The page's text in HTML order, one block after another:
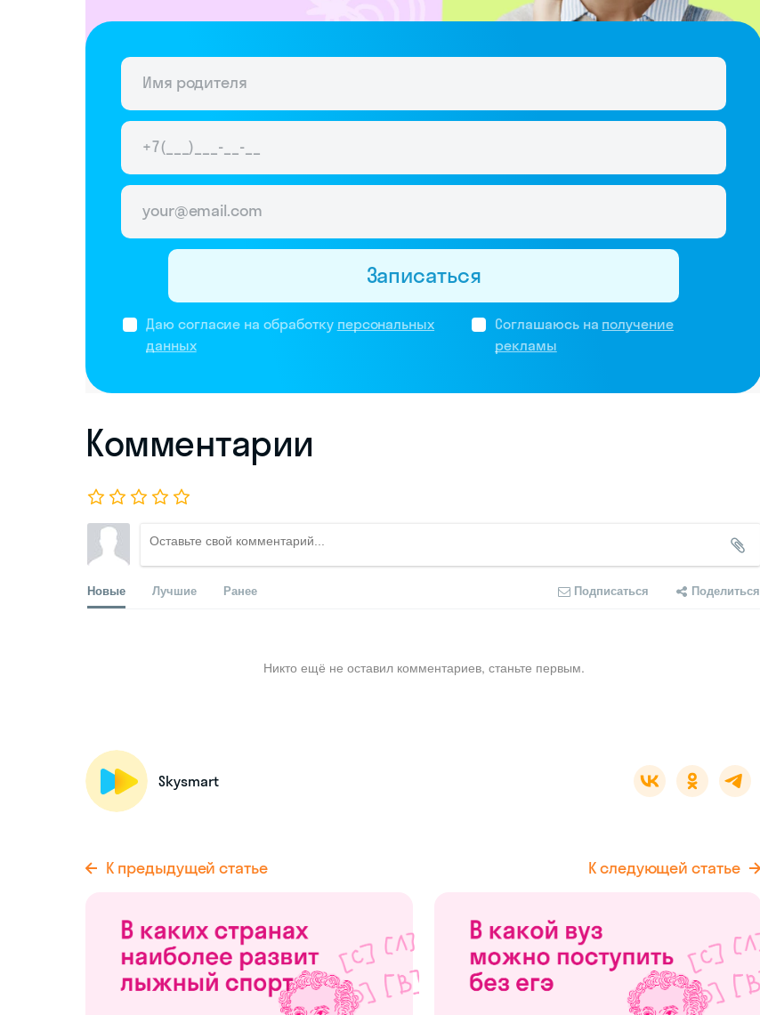
Даю согласие на обработку персональных
данных
Соглашаюсь на получение
рекламы
Записаться
Комментарии
Новые Лучшие Ранее Подписаться Поделиться
Никто ещё не оставил комментариев, станьте первым.
Skysmart
К предыдущей статье К следующей статье